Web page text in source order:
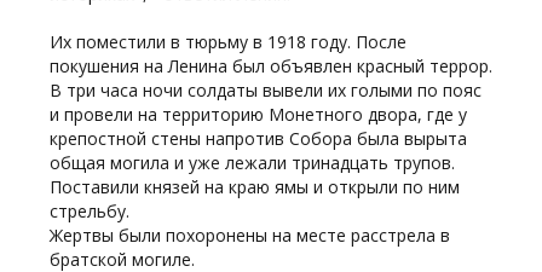
Их поместили в тюрьму в 1918 году. После
покушения на Ленина был объявлен красный террор.
В три часа ночи солдаты вывели их голыми по пояс
и провели на территорию Монетного двора, где у
крепостной стены напротив Собора была вырыта
общая могила и уже лежали тринадцать трупов.
Поставили князей на краю ямы и открыли по ним
стрельбу.
Жертвы были похоронены на месте расстрела в
братской могиле.